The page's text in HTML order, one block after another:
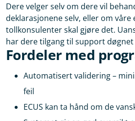
Dere velger selv om dere vil
deklarasjonene selv, eller om våre
tollkonsulenter skal gjøre det.
har dere tilgang til support
Fordeler med
Automatisert validering –
feil
ECUS kan ta hånd om de